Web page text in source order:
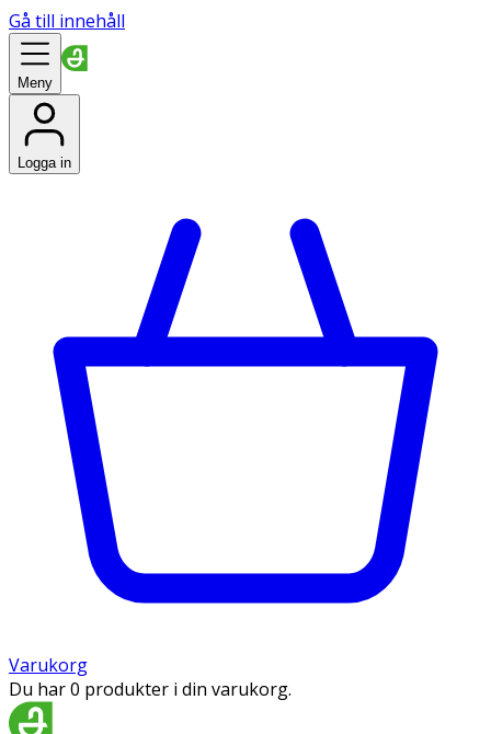
Gå till innehåll
Meny
Logga in
Varukorg
Du har 0 produkter i din varukorg.